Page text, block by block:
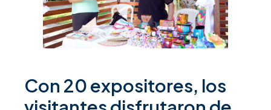
Con 20 expositores, los